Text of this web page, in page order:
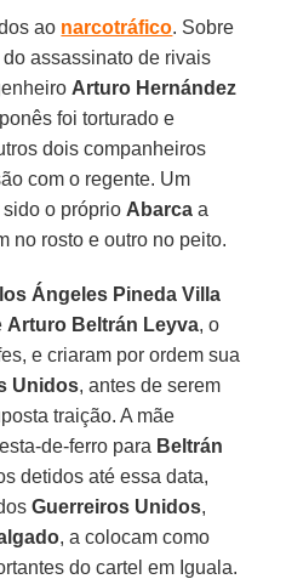
ao narcotráfico. Sobre
assassinato de rivais
Arturo Hernández
foi torturado e
dois companheiros
com o regente. Um
o próprio Abarca a
no rosto e outro no peito.
Ángeles Pineda Villa
Arturo Beltrán Leyva, o
e criaram por ordem sua
Unidos, antes de serem
traição. A mãe
de-ferro para Beltrán
detidos até essa data,
Guerreiros Unidos,
, a colocam como
do cartel em Iguala.